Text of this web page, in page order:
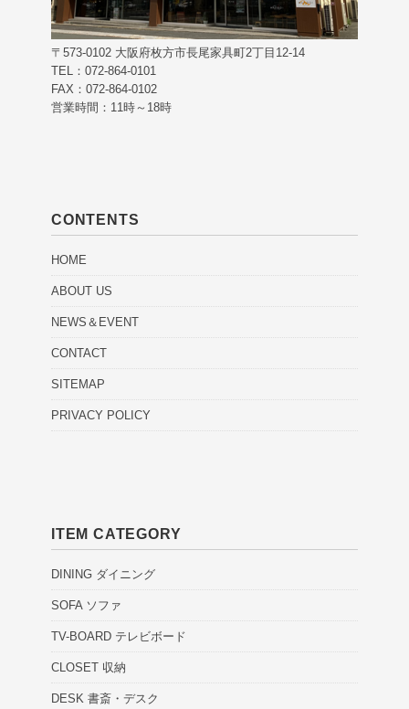
〒573-0102 大阪府枚方市長尾家具町2丁目12-14
TEL：072-864-0101
FAX：072-864-0102
営業時間：11時～18時
CONTENTS
HOME
ABOUT US
NEWS＆EVENT
CONTACT
SITEMAP
PRIVACY POLICY
ITEM CATEGORY
DINING ダイニング
SOFA ソファ
TV-BOARD テレビボード
CLOSET 収納
DESK 書斎・デスク